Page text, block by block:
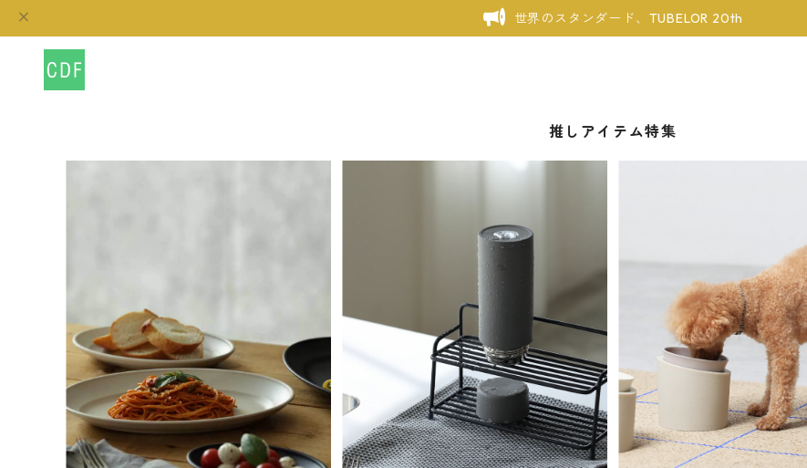
世界のスタンダード、TUBELOR 20th
推しアイテム特集